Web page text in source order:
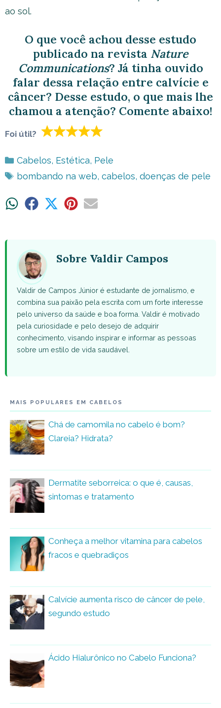
ao sol.
O que você achou desse estudo
publicado na revista Nature
Communications? Já tinha ouvido
falar dessa relação entre calvície e
câncer? Desse estudo, o que mais lhe
chamou a atenção? Comente abaixo!
Foi útil?
Categorias
Cabelos, Estética, Pele
Tags
bombando na web, cabelos, doenças de pele
ShareShare ShareShareShare
Sobre Valdir Campos
Valdir de Campos Júnior é estudante de jornalismo, e
combina sua paixão pela escrita com um forte interesse
pelo universo da saúde e boa forma. Valdir é motivado
pela curiosidade e pelo desejo de adquirir
conhecimento, visando inspirar e informar as pessoas
sobre um estilo de vida saudável.
MAIS POPULARES EM CABELOS
Chá de camomila no cabelo é bom?
Clareia? Hidrata?
Dermatite seborreica: o que é, causas,
sintomas e tratamento
Conheça a melhor vitamina para cabelos
fracos e quebradiços
Calvície aumenta risco de câncer de pele,
segundo estudo
Ácido Hialurônico no Cabelo Funciona?